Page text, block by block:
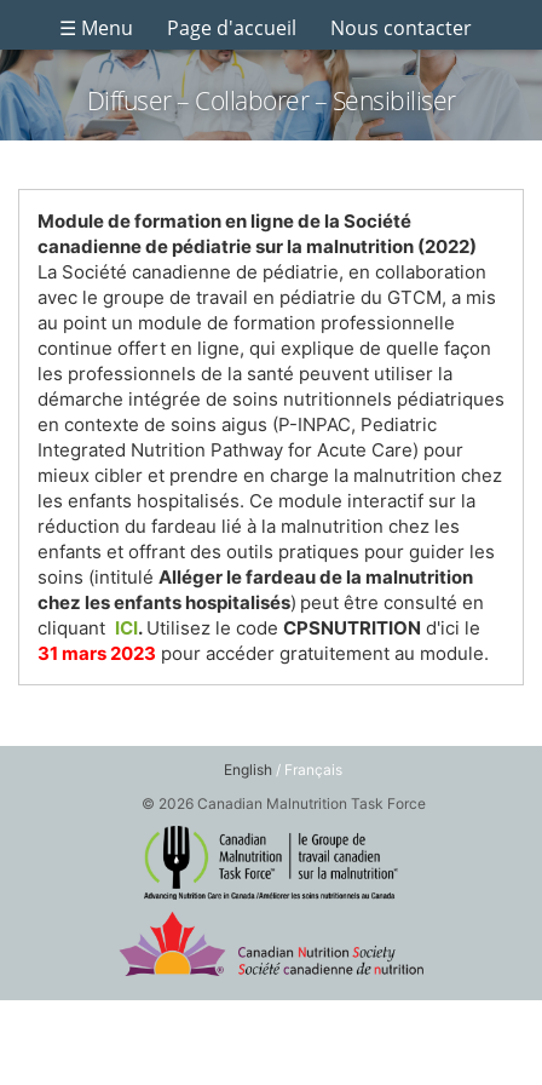
☰ Menu Page d'accueil Nous contacter
Diffuser – Collaborer – Sensibiliser
Module de formation en ligne de la Société
canadienne de pédiatrie sur la malnutrition (2022)
La Société canadienne de pédiatrie, en collaboration
avec le groupe de travail en pédiatrie du GTCM, a mis
au point un module de formation professionnelle
continue offert en ligne, qui explique de quelle façon
les professionnels de la santé peuvent utiliser la
démarche intégrée de soins nutritionnels pédiatriques
en contexte de soins aigus (P-INPAC, Pediatric
Integrated Nutrition Pathway for Acute Care) pour
mieux cibler et prendre en charge la malnutrition chez
les enfants hospitalisés. Ce module interactif sur la
réduction du fardeau lié à la malnutrition chez les
enfants et offrant des outils pratiques pour guider les
soins (intitulé Alléger le fardeau de la malnutrition
chez les enfants hospitalisés) peut être consulté en
cliquant ICI. Utilisez le code CPSNUTRITION d'ici le
31 mars 2023 pour accéder gratuitement au module.
English / Français
© 2026 Canadian Malnutrition Task Force